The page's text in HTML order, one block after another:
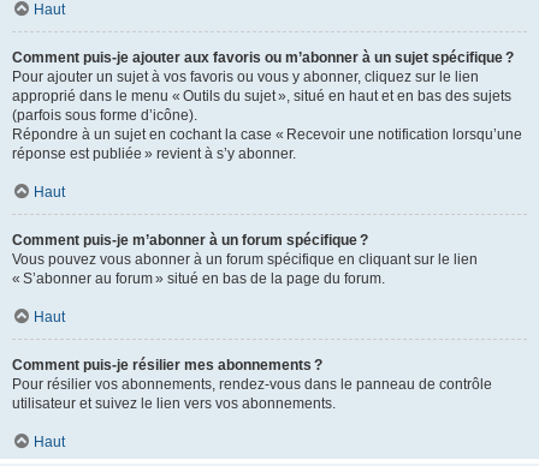
Haut
Comment puis-je ajouter aux favoris ou m’abonner à un sujet spécifique ?
Pour ajouter un sujet à vos favoris ou vous y abonner, cliquez sur le lien
approprié dans le menu « Outils du sujet », situé en haut et en bas des sujets
(parfois sous forme d’icône).
Répondre à un sujet en cochant la case « Recevoir une notification lorsqu’une
réponse est publiée » revient à s’y abonner.
Haut
Comment puis-je m’abonner à un forum spécifique ?
Vous pouvez vous abonner à un forum spécifique en cliquant sur le lien
« S’abonner au forum » situé en bas de la page du forum.
Haut
Comment puis-je résilier mes abonnements ?
Pour résilier vos abonnements, rendez-vous dans le panneau de contrôle
utilisateur et suivez le lien vers vos abonnements.
Haut